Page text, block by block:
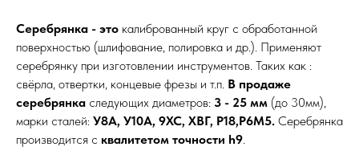
Серебрянка - это калиброванный круг с обработанной
поверхностью (шлифование, полировка и др.). Применяют
серебрянку при изготовлении инструментов. Таких как :
свёрла, отвертки, концевые фрезы и т.п. В продаже
серебрянка следующих диаметров: 3 - 25 мм (до 30мм),
марки сталей: У8А, У10А, 9ХС, ХВГ, Р18,Р6М5. Серебрянка
производится с квалитетом точности h9.